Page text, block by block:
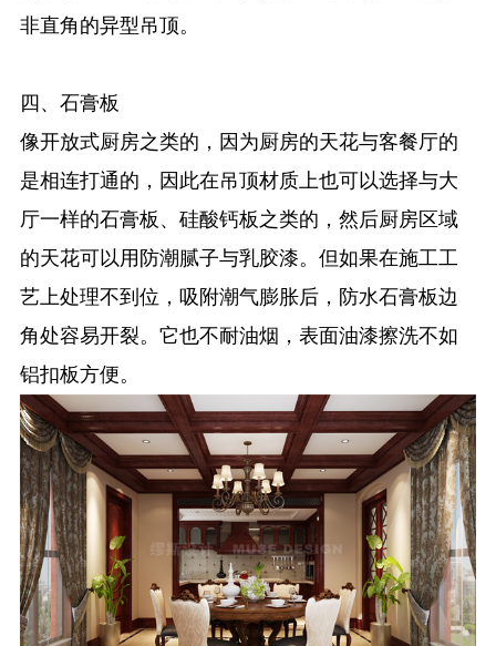
非直角的异型吊顶。
四、石膏板
像开放式厨房之类的，因为厨房的天花与客餐厅的
是相连打通的，因此在吊顶材质上也可以选择与大
厅一样的石膏板、硅酸钙板之类的，然后厨房区域
的天花可以用防潮腻子与乳胶漆。但如果在施工工
艺上处理不到位，吸附潮气膨胀后，防水石膏板边
角处容易开裂。它也不耐油烟，表面油漆擦洗不如
铝扣板方便。